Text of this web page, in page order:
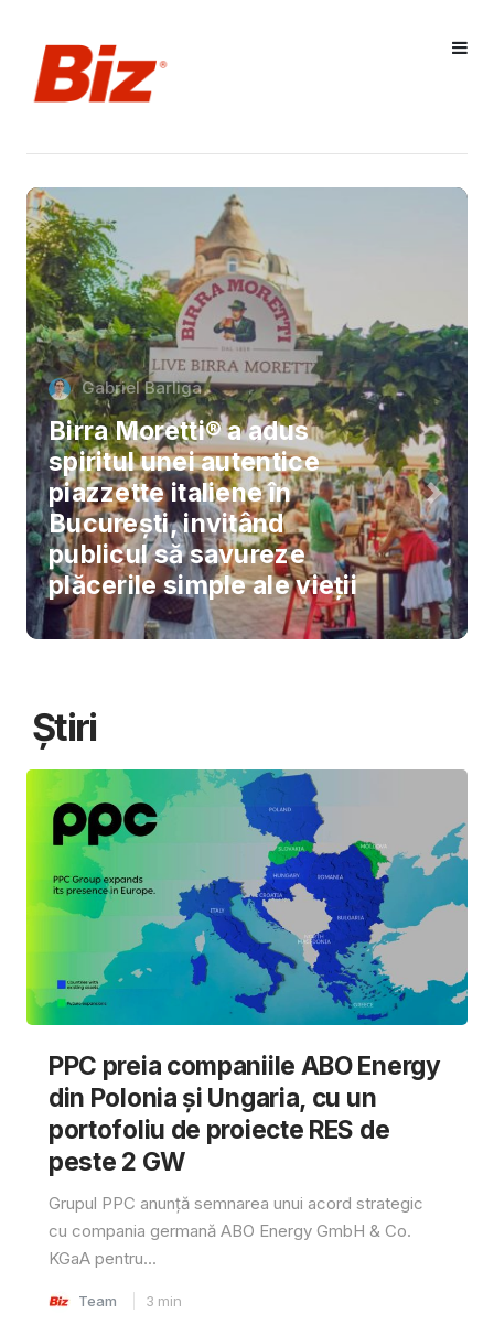
Gabriel Barliga
Birra Moretti® a adus
spiritul unei autentice
piazzette italiene în
București, invitând
publicul să savureze
plăcerile simple ale vieții
Știri
PPC preia companiile ABO Energy
din Polonia și Ungaria, cu un
portofoliu de proiecte RES de
peste 2 GW
Grupul PPC anunță semnarea unui acord strategic
cu compania germană ABO Energy GmbH & Co.
KGaA pentru...
Team 3 min